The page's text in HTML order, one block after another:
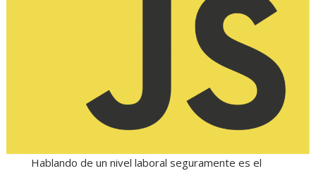
Hablando de un nivel laboral seguramente es el